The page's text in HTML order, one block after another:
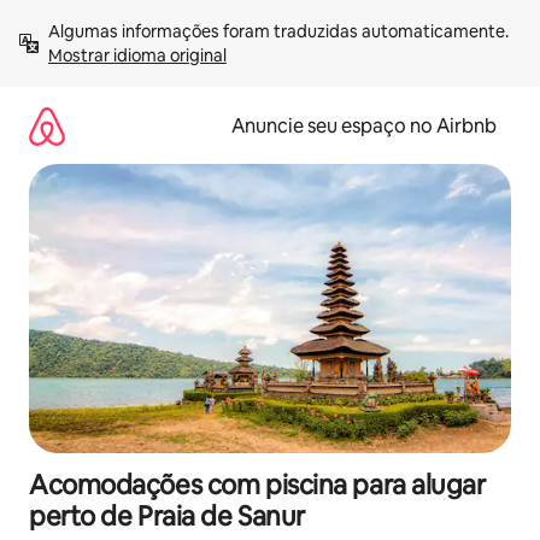
para
Mostrar idioma original
Anuncie seu espaço no Airbnb
Acomodações com piscina para alugar
perto de Praia de Sanur